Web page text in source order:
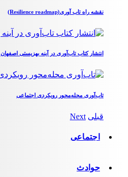
نقشه راه تاب آوری(Resilience roadmap)
انتشار کتاب تاب‌آوری در آینه بهزیستی اصفهان
تاب‌آوری محله‌محور رویکردی اجتماعی
قبلی Next
اجتماعی
حوادث